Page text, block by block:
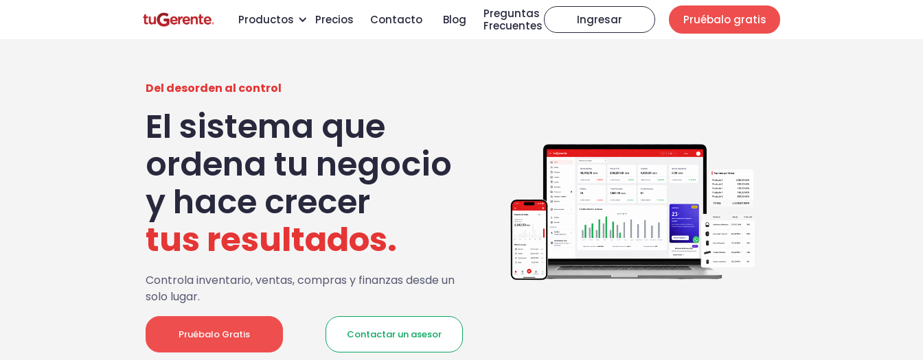
Productos Precios Contacto Blog
Preguntas
Frecuentes
Ingresar Pruébalo gratis
¿Necesitas más control
sobre tu negocio?
Conversa con uno de nuestros especialistas, descubre
cómo tuGerente puede ayudarte a organizar tu
empresa y recibe asesoría gratuíta al instante.
Quiero hablar con un asesor
Respuesta rápida y personalizada
Del desorden al control
El sistema que
ordena tu negocio
y hace crecer
tus resultados.
Controla inventario, ventas, compras y finanzas desde un
solo lugar.
Pruébalo Gratis Contactar un asesor